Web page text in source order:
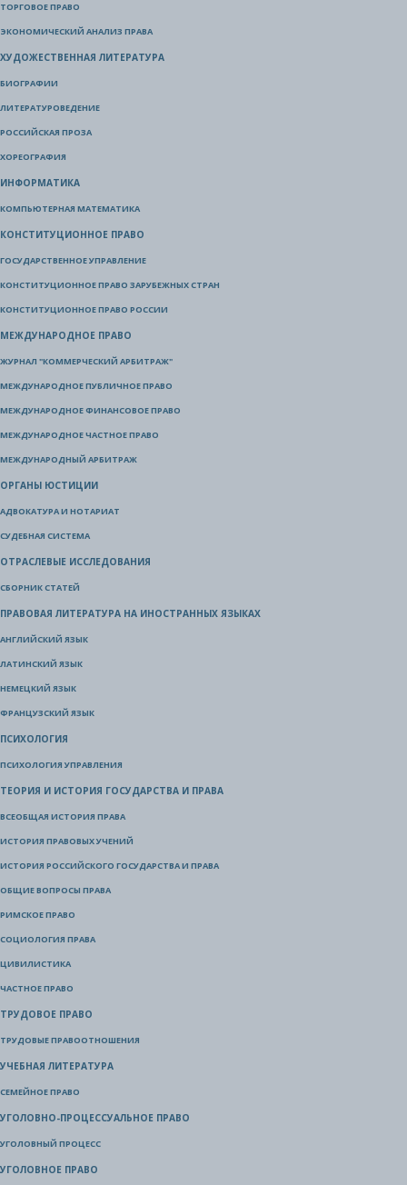
ТОРГОВОЕ ПРАВО
ЭКОНОМИЧЕСКИЙ АНАЛИЗ ПРАВА
ХУДОЖЕСТВЕННАЯ ЛИТЕРАТУРА
БИОГРАФИИ
ЛИТЕРАТУРОВЕДЕНИЕ
РОССИЙСКАЯ ПРОЗА
ХОРЕОГРАФИЯ
ИНФОРМАТИКА
КОМПЬЮТЕРНАЯ МАТЕМАТИКА
КОНСТИТУЦИОННОЕ ПРАВО
ГОСУДАРСТВЕННОЕ УПРАВЛЕНИЕ
КОНСТИТУЦИОННОЕ ПРАВО ЗАРУБЕЖНЫХ СТРАН
КОНСТИТУЦИОННОЕ ПРАВО РОССИИ
МЕЖДУНАРОДНОЕ ПРАВО
ЖУРНАЛ "КОММЕРЧЕСКИЙ АРБИТРАЖ"
МЕЖДУНАРОДНОЕ ПУБЛИЧНОЕ ПРАВО
МЕЖДУНАРОДНОЕ ФИНАНСОВОЕ ПРАВО
МЕЖДУНАРОДНОЕ ЧАСТНОЕ ПРАВО
МЕЖДУНАРОДНЫЙ АРБИТРАЖ
ОРГАНЫ ЮСТИЦИИ
АДВОКАТУРА И НОТАРИАТ
СУДЕБНАЯ СИСТЕМА
ОТРАСЛЕВЫЕ ИССЛЕДОВАНИЯ
СБОРНИК СТАТЕЙ
ПРАВОВАЯ ЛИТЕРАТУРА НА ИНОСТРАННЫХ ЯЗЫКАХ
АНГЛИЙСКИЙ ЯЗЫК
ЛАТИНСКИЙ ЯЗЫК
НЕМЕЦКИЙ ЯЗЫК
ФРАНЦУЗСКИЙ ЯЗЫК
ПСИХОЛОГИЯ
ПСИХОЛОГИЯ УПРАВЛЕНИЯ
ТЕОРИЯ И ИСТОРИЯ ГОСУДАРСТВА И ПРАВА
ВСЕОБЩАЯ ИСТОРИЯ ПРАВА
ИСТОРИЯ ПРАВОВЫХ УЧЕНИЙ
ИСТОРИЯ РОССИЙСКОГО ГОСУДАРСТВА И ПРАВА
ОБЩИЕ ВОПРОСЫ ПРАВА
РИМСКОЕ ПРАВО
СОЦИОЛОГИЯ ПРАВА
ЦИВИЛИСТИКА
ЧАСТНОЕ ПРАВО
ТРУДОВОЕ ПРАВО
ТРУДОВЫЕ ПРАВООТНОШЕНИЯ
УЧЕБНАЯ ЛИТЕРАТУРА
СЕМЕЙНОЕ ПРАВО
УГОЛОВНО-ПРОЦЕССУАЛЬНОЕ ПРАВО
УГОЛОВНЫЙ ПРОЦЕСС
УГОЛОВНОЕ ПРАВО